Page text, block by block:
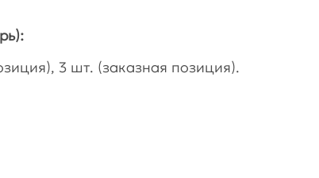
3 шт. (заказная позиция).